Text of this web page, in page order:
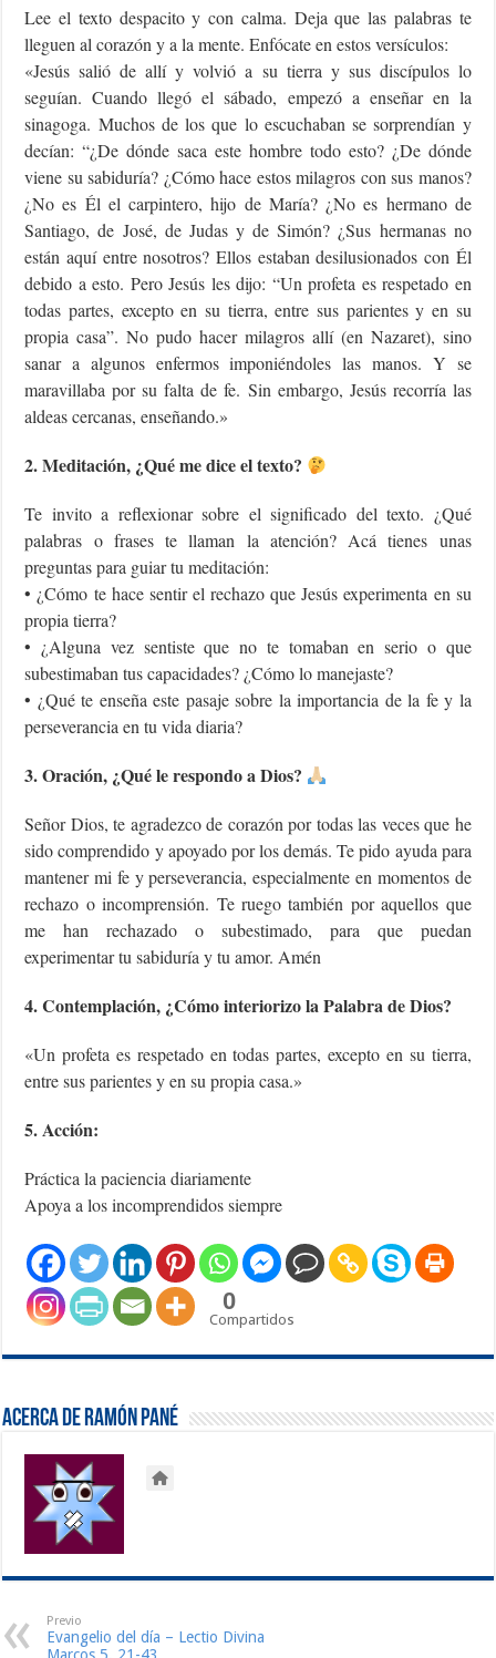
Lee el texto despacito y con calma. Deja que las palabras te
lleguen al corazón y a la mente. Enfócate en estos versículos:
«Jesús salió de allí y volvió a su tierra y sus discípulos lo
seguían. Cuando llegó el sábado, empezó a enseñar en la
sinagoga. Muchos de los que lo escuchaban se sorprendían y
decían: “¿De dónde saca este hombre todo esto? ¿De dónde
viene su sabiduría? ¿Cómo hace estos milagros con sus manos?
¿No es Él el carpintero, hijo de María? ¿No es hermano de
Santiago, de José, de Judas y de Simón? ¿Sus hermanas no
están aquí entre nosotros? Ellos estaban desilusionados con Él
debido a esto. Pero Jesús les dijo: “Un profeta es respetado en
todas partes, excepto en su tierra, entre sus parientes y en su
propia casa”. No pudo hacer milagros allí (en Nazaret), sino
sanar a algunos enfermos imponiéndoles las manos. Y se
maravillaba por su falta de fe. Sin embargo, Jesús recorría las
aldeas cercanas, enseñando.»
2. Meditación, ¿Qué me dice el texto?
Te invito a reflexionar sobre el significado del texto. ¿Qué
palabras o frases te llaman la atención? Acá tienes unas
preguntas para guiar tu meditación:
• ¿Cómo te hace sentir el rechazo que Jesús experimenta en su
propia tierra?
• ¿Alguna vez sentiste que no te tomaban en serio o que
subestimaban tus capacidades? ¿Cómo lo manejaste?
• ¿Qué te enseña este pasaje sobre la importancia de la fe y la
perseverancia en tu vida diaria?
3. Oración, ¿Qué le respondo a Dios?
Señor Dios, te agradezco de corazón por todas las veces que he
sido comprendido y apoyado por los demás. Te pido ayuda para
mantener mi fe y perseverancia, especialmente en momentos de
rechazo o incomprensión. Te ruego también por aquellos que
me han rechazado o subestimado, para que puedan
experimentar tu sabiduría y tu amor. Amén
4. Contemplación, ¿Cómo interiorizo la Palabra de Dios?
«Un profeta es respetado en todas partes, excepto en su tierra,
entre sus parientes y en su propia casa.»
5. Acción:
Práctica la paciencia diariamente
Apoya a los incomprendidos siempre
0
Compartidos
Acerca de Ramón Pané
Previo
Evangelio del día – Lectio Divina